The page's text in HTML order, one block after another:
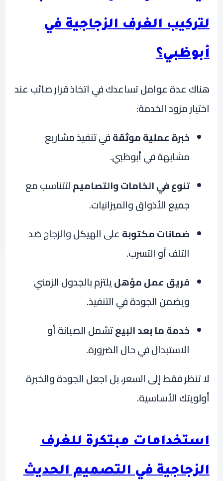
لتركيب الغرف الزجاجية في
أبوظبي؟
هناك عدة عوامل تساعدك في اتخاذ قرار صائب عند
اختيار مزود الخدمة:
خبرة عملية موثقةفي تنفيذ مشاريع
مشابهة في أبوظبي.
تنوع في الخامات والتصاميملتتناسب مع
جميع الأذواق والميزانيات.
ضمانات مكتوبةعلى الهيكل والزجاج ضد
التلف أو التسرب.
فريق عمل مؤهليلتزم بالجدول الزمني
ويضمن الجودة في التنفيذ.
خدمة ما بعد البيعتشمل الصيانة أو
الاستبدال في حال الضرورة.
لا تنظر فقط إلى السعر، بل اجعل الجودة والخبرة
أولويتك الأساسية.
استخدامات مبتكرة للغرف
الزجاجية في التصميم الحديث